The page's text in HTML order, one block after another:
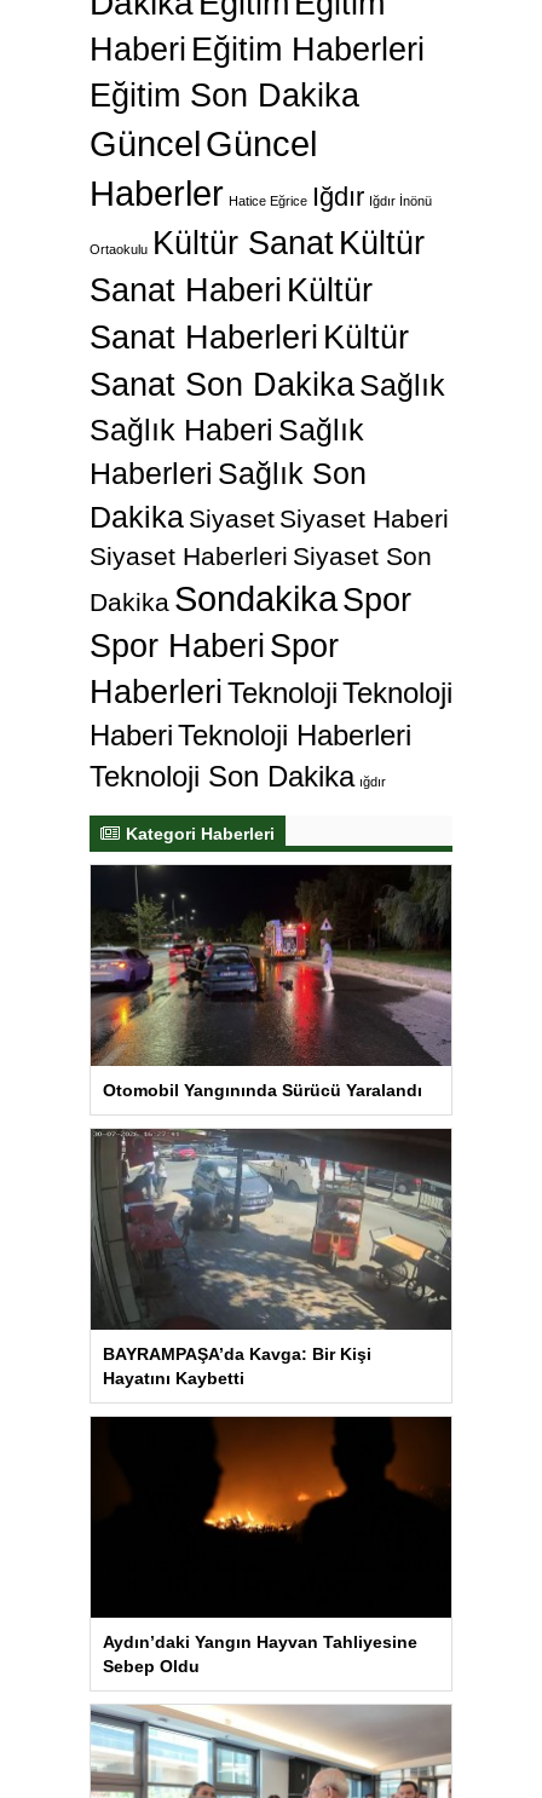
Haberi Eğitim Haberleri
Eğitim Son Dakika
GüncelGüncel
Haberler Hatice Eğrice Iğdır Iğdır İnönü
Ortaokulu Kültür SanatKültür
Sanat Haberi Kültür
Sanat Haberleri Kültür
Sanat Son DakikaSağlık
Sağlık Haberi Sağlık
Haberleri Sağlık Son
Dakika Siyaset Siyaset Haberi
Siyaset Haberleri Siyaset Son
Dakika SondakikaSpor
Spor Haberi Spor
HaberleriTeknolojiTeknoloji
HaberiTeknoloji Haberleri
Teknoloji Son Dakika ığdır
Kategori Haberleri
Otomobil Yangınında Sürücü Yaralandı
BAYRAMPAŞA’da Kavga: Bir Kişi
Hayatını Kaybetti
Aydın’daki Yangın Hayvan Tahliyesine
Sebep Oldu